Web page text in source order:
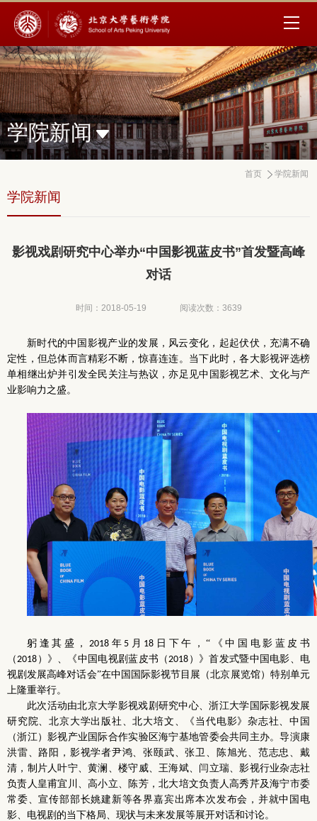
学院新闻
首页 学院新闻
学院新闻
影视戏剧研究中心举办“中国影视蓝皮书”首发暨高峰
对话
时间：2018-05-19 阅读次数： 3639
新时代的中国影视产业的发展，风云变化，起起伏伏，充满不确
定性，但总体而言精彩不断，惊喜连连。当下此时，各大影视评选榜
单相继出炉并引发全民关注与热议，亦足见中国影视艺术、文化与产
业影响力之盛。
躬逢其盛， 2018年 5 月 18 日下午，“《中国电影蓝皮书
（2018 ）》、《中国电视剧蓝皮书（2018 ）》首发式暨中国电影、电
视剧发展高峰对话会”在中国国际影视节目展（北京展览馆）特别单元
上隆重举行。
此次活动由北京大学影视戏剧研究中心、浙江大学国际影视发展
研究院、北京大学出版社、北大培文、《当代电影》杂志社、中国
（浙江）影视产业国际合作实验区海宁基地管委会共同主办。导演康
洪雷、路阳，影视学者尹鸿、张颐武、张卫、陈旭光、范志忠、戴
清，制片人叶宁、黄澜、楼守威、王海斌、闫立瑞、影视行业杂志社
负责人皇甫宜川、高小立、陈芳，北大培文负责人高秀芹及海宁市委
常委、宣传部部长姚建新等各界嘉宾出席本次发布会，并就中国电
影、电视剧的当下格局、现状与未来发展等展开对话和讨论。